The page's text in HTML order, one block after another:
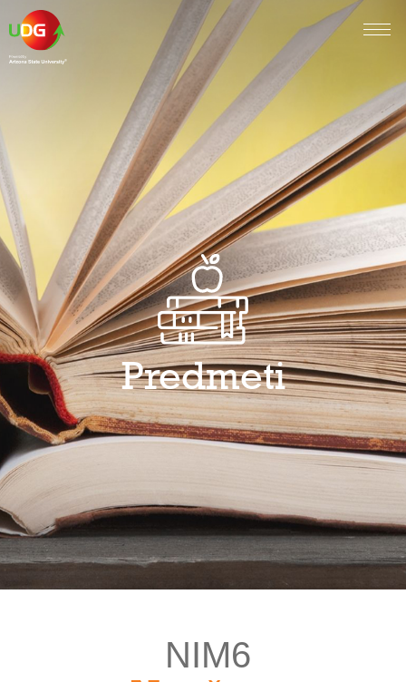
Predmeti
NIM6